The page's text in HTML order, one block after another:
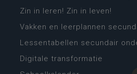
Zin in leren! Zin in leven!
Vakken en leerplannen
Lessentabellen secundair
Digitale transformatie